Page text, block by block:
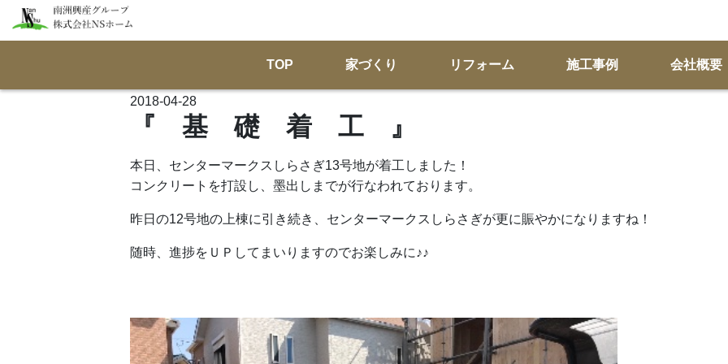
TOP 家づくり リフォーム 施工事例 会社概要
2018-04-28
『 基 礎 着 工 』
本日、センターマークスしらさぎ13号地が着工しました！
コンクリートを打設し、墨出しまでが行なわれております。
昨日の12号地の上棟に引き続き、センターマークスしらさぎが更に賑やかになりますね！
随時、進捗をＵＰしてまいりますのでお楽しみに♪♪